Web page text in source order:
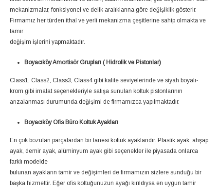
mekanizmalar, fonksiyonel ve delik aralıklarına göre değişiklik gösterir.
Firmamız her türden ithal ve yerli mekanizma çeşitlerine sahip olmakta ve
tamir
değişim işlerini yapmaktadır.
Boyacıköy Amortisör Grupları ( Hidrolik ve Pistonlar)
Class1, Class2, Class3, Class4 gibi kalite seviyelerinde ve siyah boyalı-
krom gibi imalat seçenekleriyle satışa sunulan koltuk pistonlarının
arızalanması durumunda değişimi de firmamızca yapılmaktadır.
Boyacıköy Ofis Büro Koltuk Ayakları
En çok bozulan parçalardan bir tanesi koltuk ayaklarıdır. Plastik ayak, ahşap
ayak, demir ayak, alüminyum ayak gibi seçenekler ile piyasada onlarca
farklı modelde
bulunan ayakların tamir ve değişimleri de firmamızın sizlere sunduğu bir
başka hizmettir. Eğer ofis koltuğunuzun ayağı kırıldıysa en uygun tamir